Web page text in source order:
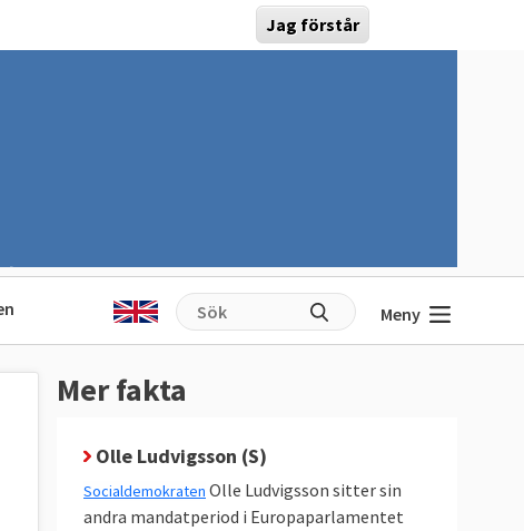
Jag förstår
Meny
Mer fakta
Olle Ludvigsson (S)
Socialdemokraten Olle Ludvigsson sitter sin
andra mandatperiod i Europaparlamentet